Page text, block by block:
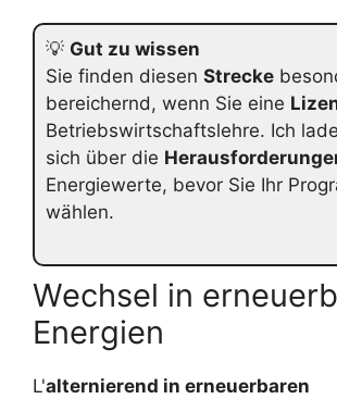
💡 Gut zu wissen
Sie finden diesen Strecke
bereichernd, wenn Sie eine
Betriebswirtschaftslehre. Ich
sich über die
Energiewerte, bevor Sie Ihr
wählen.
Wechsel in
Energien
L'alternierend in erneuerbaren